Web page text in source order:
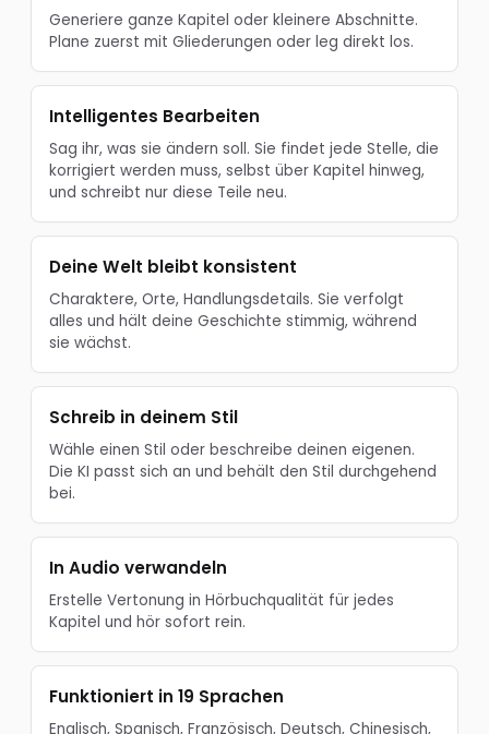
Generiere ganze Kapitel oder kleinere Abschnitte.
Plane zuerst mit Gliederungen oder leg direkt los.
Intelligentes Bearbeiten
Sag ihr, was sie ändern soll. Sie findet jede Stelle, die
korrigiert werden muss, selbst über Kapitel hinweg,
und schreibt nur diese Teile neu.
Deine Welt bleibt konsistent
Charaktere, Orte, Handlungsdetails. Sie verfolgt
alles und hält deine Geschichte stimmig, während
sie wächst.
Schreib in deinem Stil
Wähle einen Stil oder beschreibe deinen eigenen.
Die KI passt sich an und behält den Stil durchgehend
bei.
In Audio verwandeln
Erstelle Vertonung in Hörbuchqualität für jedes
Kapitel und hör sofort rein.
Funktioniert in 19 Sprachen
Englisch, Spanisch, Französisch, Deutsch, Chinesisch,